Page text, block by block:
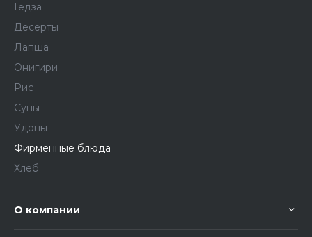
Гедза
Десерты
Лапша
Онигири
Рис
Супы
Удоны
Фирменные блюда
Хлеб
О компании